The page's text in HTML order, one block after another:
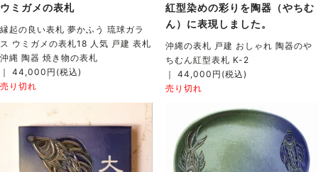
ウミガメの表札
縁起の良い表札 夢かふう 琉球ガラ
ス ウミガメの表札18 人気 戸建 表札
沖縄 陶器 焼き物の表札
｜ 44,000円(税込)
売り切れ
紅型染めの彩りを陶器（やちむ
ん）に表現しました。
沖縄の表札 戸建 おしゃれ 陶器のや
ちむん紅型表札 K-2
｜ 44,000円(税込)
売り切れ